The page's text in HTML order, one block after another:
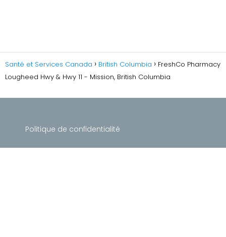
Santé et Services Canada British Columbia
FreshCo Pharmacy
Lougheed Hwy & Hwy 11 - Mission, British Columbia
Politique de confidentialité